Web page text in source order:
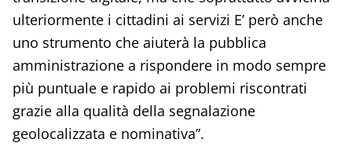
ulteriormente i cittadini ai servizi E’ però anche
uno strumento che aiuterà la pubblica
amministrazione a rispondere in modo sempre
più puntuale e rapido ai problemi riscontrati
grazie alla qualità della segnalazione
geolocalizzata e nominativa”.